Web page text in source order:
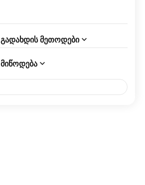
გადახდის მეთოდები
მიწოდება